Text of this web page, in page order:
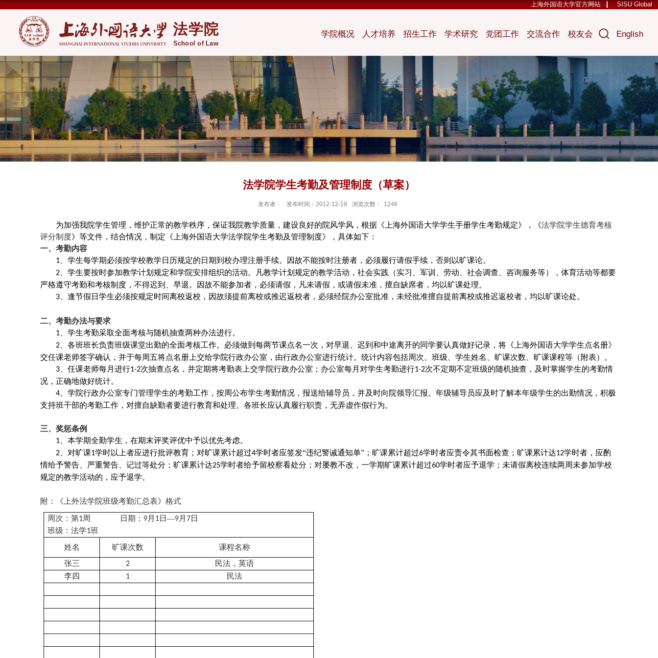
上海外国语大学官方网站 SISU Global
学院概况 人才培养 招生工作 学术研究 党团工作 交流合作 校友会 English
法学院学生考勤及管理制度（草案）
发布者： 发布时间：2012-12-19 浏览次数： 1246
为加强我院学生管理，维护正常的教学秩序，保证我院教学质量，建设良好的院风学风，根据《上海外国语大学学生手册学生考勤规定》，《法学院学生德育考核
评分制度》等文件，结合情况，制定《上海外国语大学法学院学生考勤及管理制度》，具体如下：
一、考勤内容
1 、学生每学期必须按学校教学日历规定的日期到校办理注册手续。因故不能按时注册者，必须履行请假手续，否则以旷课论。
2 、学生要按时参加教学计划规定和学院安排组织的活动。
凡教学计划规定的教学活动，社会实践（实习、军训、劳动、社会调查、咨询服务等），体育活动等都要
严格遵守考勤和考核制度，不得迟到、早退。因故不能参加者，必须请假，凡未请假，或请假未准，擅自缺席者，均以旷课处理。
3 、逢节假日学生必须按规定时间离校返校，因故须提前离校或推迟返校者，必须经院办公室批准，未经批准擅自提前离校或推迟返校者，均以旷课论处。
二、考勤办法与要求
1 、学生考勤采取全面考核与随机抽查两种办法进行。
2 、各班班长负责班级课堂出勤的全面考核工作。必须做到每两节课点名一次，对早退、迟到和中途离开的同学要认真做好记录，将《上海外国语大学学生点名册》
交任课老师签字确认， 并于每周五将点名册上交给学院行政办公室，由行政办公室进行统计。统计内容包括周次、班级、学生姓名、旷课次数、旷课课程等（附表）。
3 任课老师每月进行1-2次抽查点名，并定期将考勤表上交学院行政办公室； 办公室每月对学生考勤进行1-2次不定期不定班级的随机抽查，及时掌握学生的考勤情
况，正确地做好统计。
4 、学院行政办公室专门管理学生的考勤工作，按周公布学生考勤情况，报送给辅导员，并及时向院领导汇报。年级辅导员应及时了解本年级学生的出勤情况，积极
支持班干部的考勤工作，对擅自缺勤者要进行教育和处理。各班长应认真履行职责，无弄虚作假行为。
三、奖惩条例
1 、本学期全勤学生，在期末评奖评优中予以优先考虑。
2 、对旷课1学时以上者应进行批评教育； 对旷课累计超过4学时者应签发“违纪警诫通知单” ；旷课累计超过6学时者应责令其书面检查；旷课累计达12学时者，应酌
情给予警告、严重警告、记过等处分；旷课累计达25学时者给予留校察看处分；对屡教不改，一学期旷课累计超过60学时者应予退学；未请假离校连续两周未参加学校
规定的教学活动的，应予退学。
附：《上外法学院班级考勤汇总表》格式
周次：第1周 日期： 9月 1日—9月7日
班级：法学1班
姓名
旷课次数
课程名称
张三
2
民法，英语
李四
1 民法